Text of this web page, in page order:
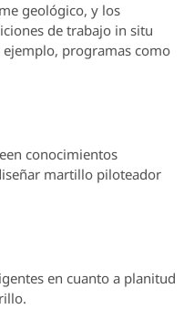
geológico, y los
de trabajo in situ
programas como
conocimientos
martillo piloteador
en cuanto a planitud